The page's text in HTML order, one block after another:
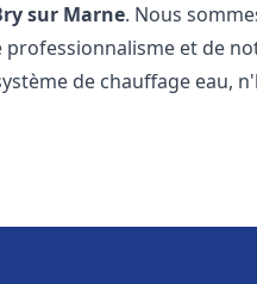
sur Marne. Nous
et de
de chauffage eau,